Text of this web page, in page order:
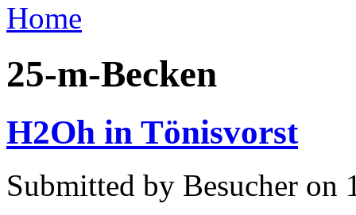
Home
25-m-Becken
H2Oh in Tönisvorst
Submitted by Besucher on